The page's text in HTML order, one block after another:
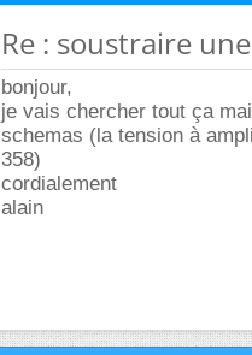
Re : soustraire
bonjour,
je vais chercher tout ça
schemas (la tension à
358)
cordialement
alain